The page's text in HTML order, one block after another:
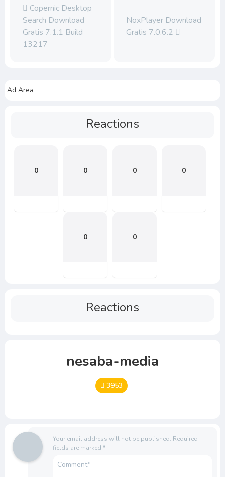
Copernic Desktop
Search Download
Gratis 7.1.1 Build
13217
NoxPlayer Download
Gratis 7.0.6.2
Ad Area
Reactions
0 0 0 0
0 0
Reactions
nesaba-media
3953
Your email address will not be published. Required
fields are marked *